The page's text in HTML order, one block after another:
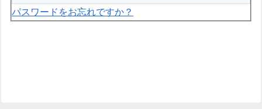
パスワードをお忘れですか？